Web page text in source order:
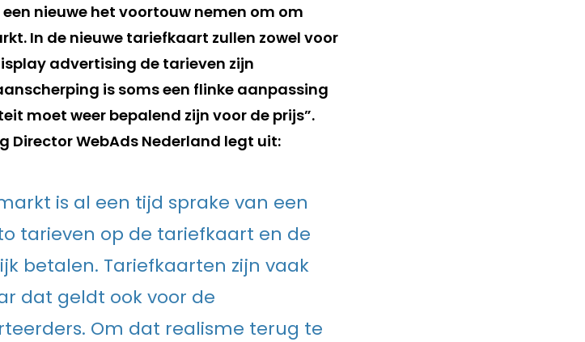
nieuwe het voortouw nemen om om
In de nieuwe tariefkaart zullen zowel voor
advertising de tarieven zijn
is soms een flinke aanpassing
moet weer bepalend zijn voor de prijs”.
WebAds Nederland legt uit:
is al een tijd sprake van een
tarieven op de tariefkaart en de
betalen. Tariefkaarten zijn vaak
dat geldt ook voor de
Om dat realisme terug te